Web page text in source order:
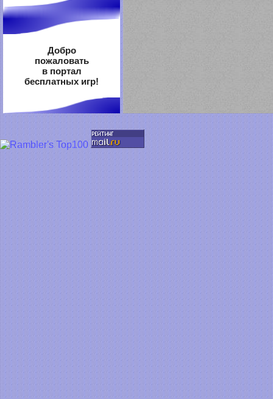
Добро
пожаловать
в портал
бесплатных игр!